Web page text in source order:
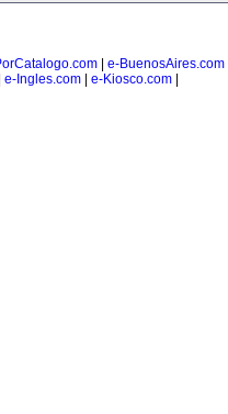
| e-BuenosAires.com|
e-Ingles.com e-Kiosco.com